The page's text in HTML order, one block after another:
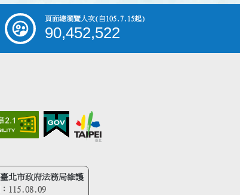
頁面總瀏覽人次(自105.7.15起)
90,452,522
北市政府法務局維護
115.08.09